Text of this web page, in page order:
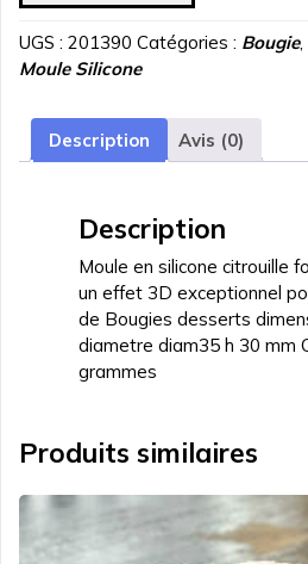
silicone
Citrouille
UGS : 201390 Catégories : Bougie,
Moule Silicone
Description Avis (0)
Description
Moule en silicone citrouille
un effet 3D exceptionnel
de Bougies desserts
diametre diam35 h 30 mm
grammes
Produits similaires